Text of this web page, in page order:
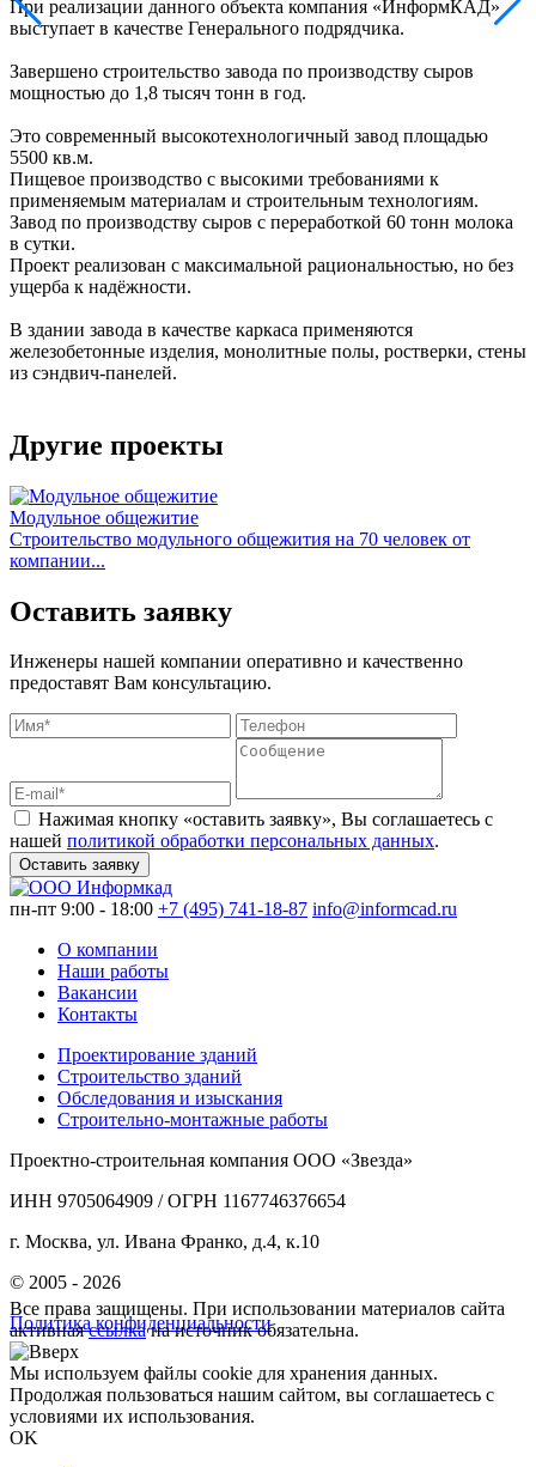
При реализации данного объекта компания «ИнформКАД»
выступает в качестве Генерального подрядчика.
Завершено строительство завода по производству сыров
мощностью до 1,8 тысяч тонн в год.
Это современный высокотехнологичный завод площадью
5500 кв.м.
Пищевое производство с высокими требованиями к
применяемым материалам и строительным технологиям.
Завод по производству сыров с переработкой 60 тонн молока
в сутки.
Проект реализован с максимальной рациональностью, но без
ущерба к надёжности.
В здании завода в качестве каркаса применяются
железобетонные изделия, монолитные полы, ростверки, стены
из сэндвич-панелей.
Другие проекты
Модульное общежитие
Строительство модульного общежития на 70 человек от
компании...
Оставить заявку
Инженеры нашей компании оперативно и качественно
предоставят Вам консультацию.
Нажимая кнопку «оставить заявку», Вы соглашаетесь с
нашей политикой обработки персональных данных.
Оставить заявку
пн-пт 9:00 - 18:00 +7 (495) 741-18-87 info@informcad.ru
О компании
Наши работы
Вакансии
Контакты
Проектирование зданий
Строительство зданий
Обследования и изыскания
Строительно-монтажные работы
Проектно-строительная компания ООО «Звезда»
ИНН 9705064909 / ОГРН 1167746376654
г. Москва, ул. Ивана Франко, д.4, к.10
© 2005 - 2026
Политика конфиденциальности
Все права защищены. При использовании материалов сайта
активнаяссылкана источник обязательна.
Мы используем файлы cookie для хранения данных.
Продолжая пользоваться нашим сайтом, вы соглашаетесь с
условиями их использования.
OK